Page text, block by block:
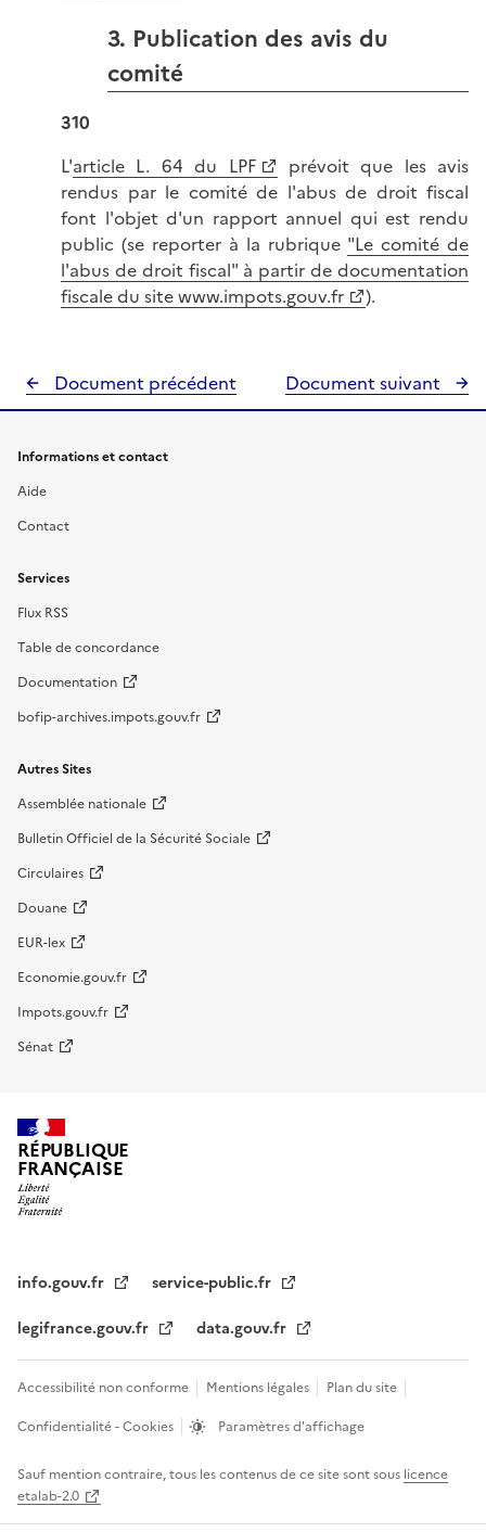
3. Publication des avis du
comité
310
L'article L. 64 du LPF
prévoit que les avis
rendus par le comité de l'abus de droit fiscal
font l'objet d'un rapport annuel qui est rendu
public (se reporter à la rubrique "Le comité de
l'abus de droit fiscal" à partir de documentation
fiscale du site www.impots.gouv.fr
).
Document précédent Document suivant
Informations et contact
Aide
Contact
Services
Flux RSS
Table de concordance
Documentation
bofip-archives.impots.gouv.fr
Autres Sites
Assemblée nationale
Bulletin Officiel de la Sécurité Sociale
Circulaires
Douane
EUR-lex
Economie.gouv.fr
Impots.gouv.fr
Sénat
RÉPUBLIQUE
FRANÇAISE
info.gouv.fr
service-public.fr
legifrance.gouv.fr
data.gouv.fr
Accessibilité non conforme Mentions légales
Plan du site
Confidentialité - Cookies
Paramètres d'affichage
Sauf mention contraire, tous les contenus de ce site sont sous licence
etalab-2.0